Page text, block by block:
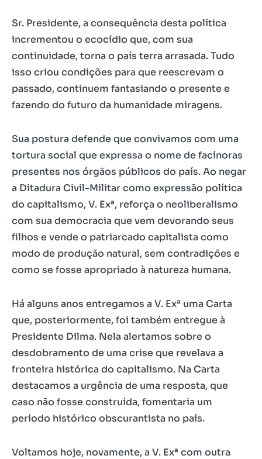
Sr. Presidente, a consequência desta política
incrementou o ecocídio que, com sua
continuidade, torna o país terra arrasada. Tudo
isso criou condições para que reescrevam o
passado, continuem fantasiando o presente e
fazendo do futuro da humanidade miragens.
Sua postura defende que convivamos com uma
tortura social que expressa o nome de facínoras
presentes nos órgãos públicos do país. Ao negar
a Ditadura Civil-Militar como expressão política
do capitalismo, V. Exª, reforça o neoliberalismo
com sua democracia que vem devorando seus
filhos e vende o patriarcado capitalista como
modo de produção natural, sem contradições e
como se fosse apropriado à natureza humana.
Há alguns anos entregamos a V. Exª uma Carta
que, posteriormente, foi também entregue à
Presidente Dilma. Nela alertamos sobre o
desdobramento de uma crise que revelava a
fronteira histórica do capitalismo. Na Carta
destacamos a urgência de uma resposta, que
caso não fosse construída, fomentaria um
período histórico obscurantista no país.
Voltamos hoje, novamente, a V. Exª com outra